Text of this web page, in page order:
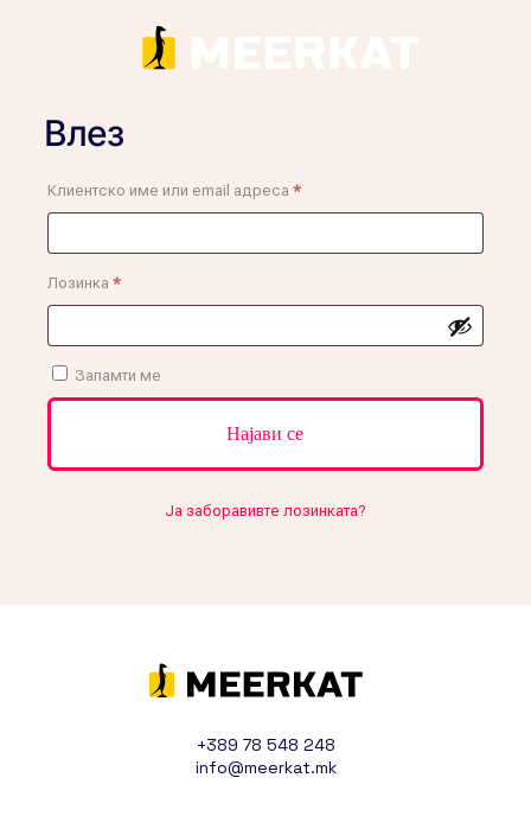
Влез
Клиентско име или email адреса *Задолжително
Лозинка *Задолжително
Alternative:
Запамти ме
Најави се
Ја заборавивте лозинката?
+389 78 548 248
info@meerkat.mk